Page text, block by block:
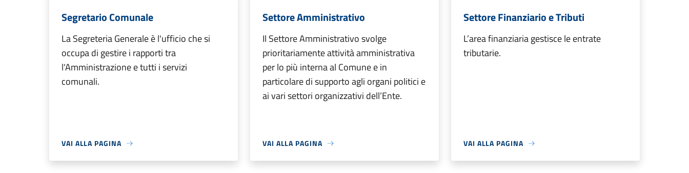
Segretario Comunale
La Segreteria Generale è l'ufficio che si
occupa di gestire i rapporti tra
l'Amministrazione e tutti i servizi
comunali.
VAI ALLA PAGINA
Settore Amministrativo
Il Settore Amministrativo svolge
prioritariamente attività amministrativa
per lo più interna al Comune e in
particolare di supporto agli organi politici e
ai vari settori organizzativi dell’Ente.
VAI ALLA PAGINA
Settore Finanziario e Tributi
L’area finanziaria gestisce le entrate
tributarie.
VAI ALLA PAGINA